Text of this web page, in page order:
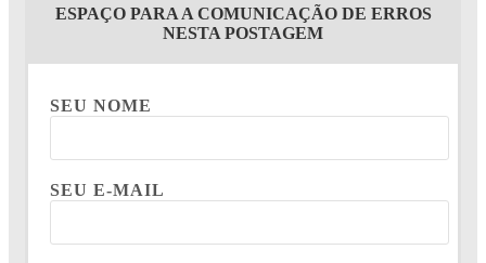
ESPAÇO PARA A COMUNICAÇÃO DE ERROS
NESTA POSTAGEM
SEU NOME
SEU E-MAIL